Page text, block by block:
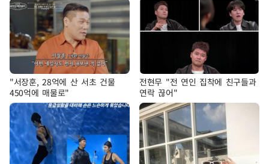
"서장훈, 28억에 산 서초 건물
450억에 매물로"
전현무 "전 연인 집착에 친구들과
연락 끊어"